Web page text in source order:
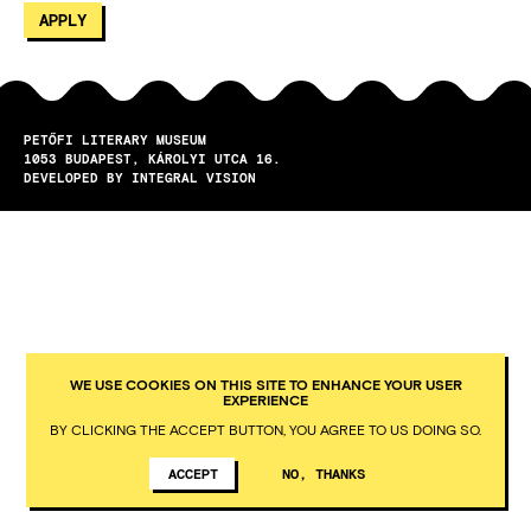
PETŐFI LITERARY MUSEUM
1053
BUDAPEST
KÁROLYI UTCA 16.
DEVELOPED BY INTEGRAL VISION
WE USE COOKIES ON THIS SITE TO ENHANCE YOUR USER
EXPERIENCE
BY CLICKING THE ACCEPT BUTTON, YOU AGREE TO US DOING SO.
ACCEPT NO, THANKS